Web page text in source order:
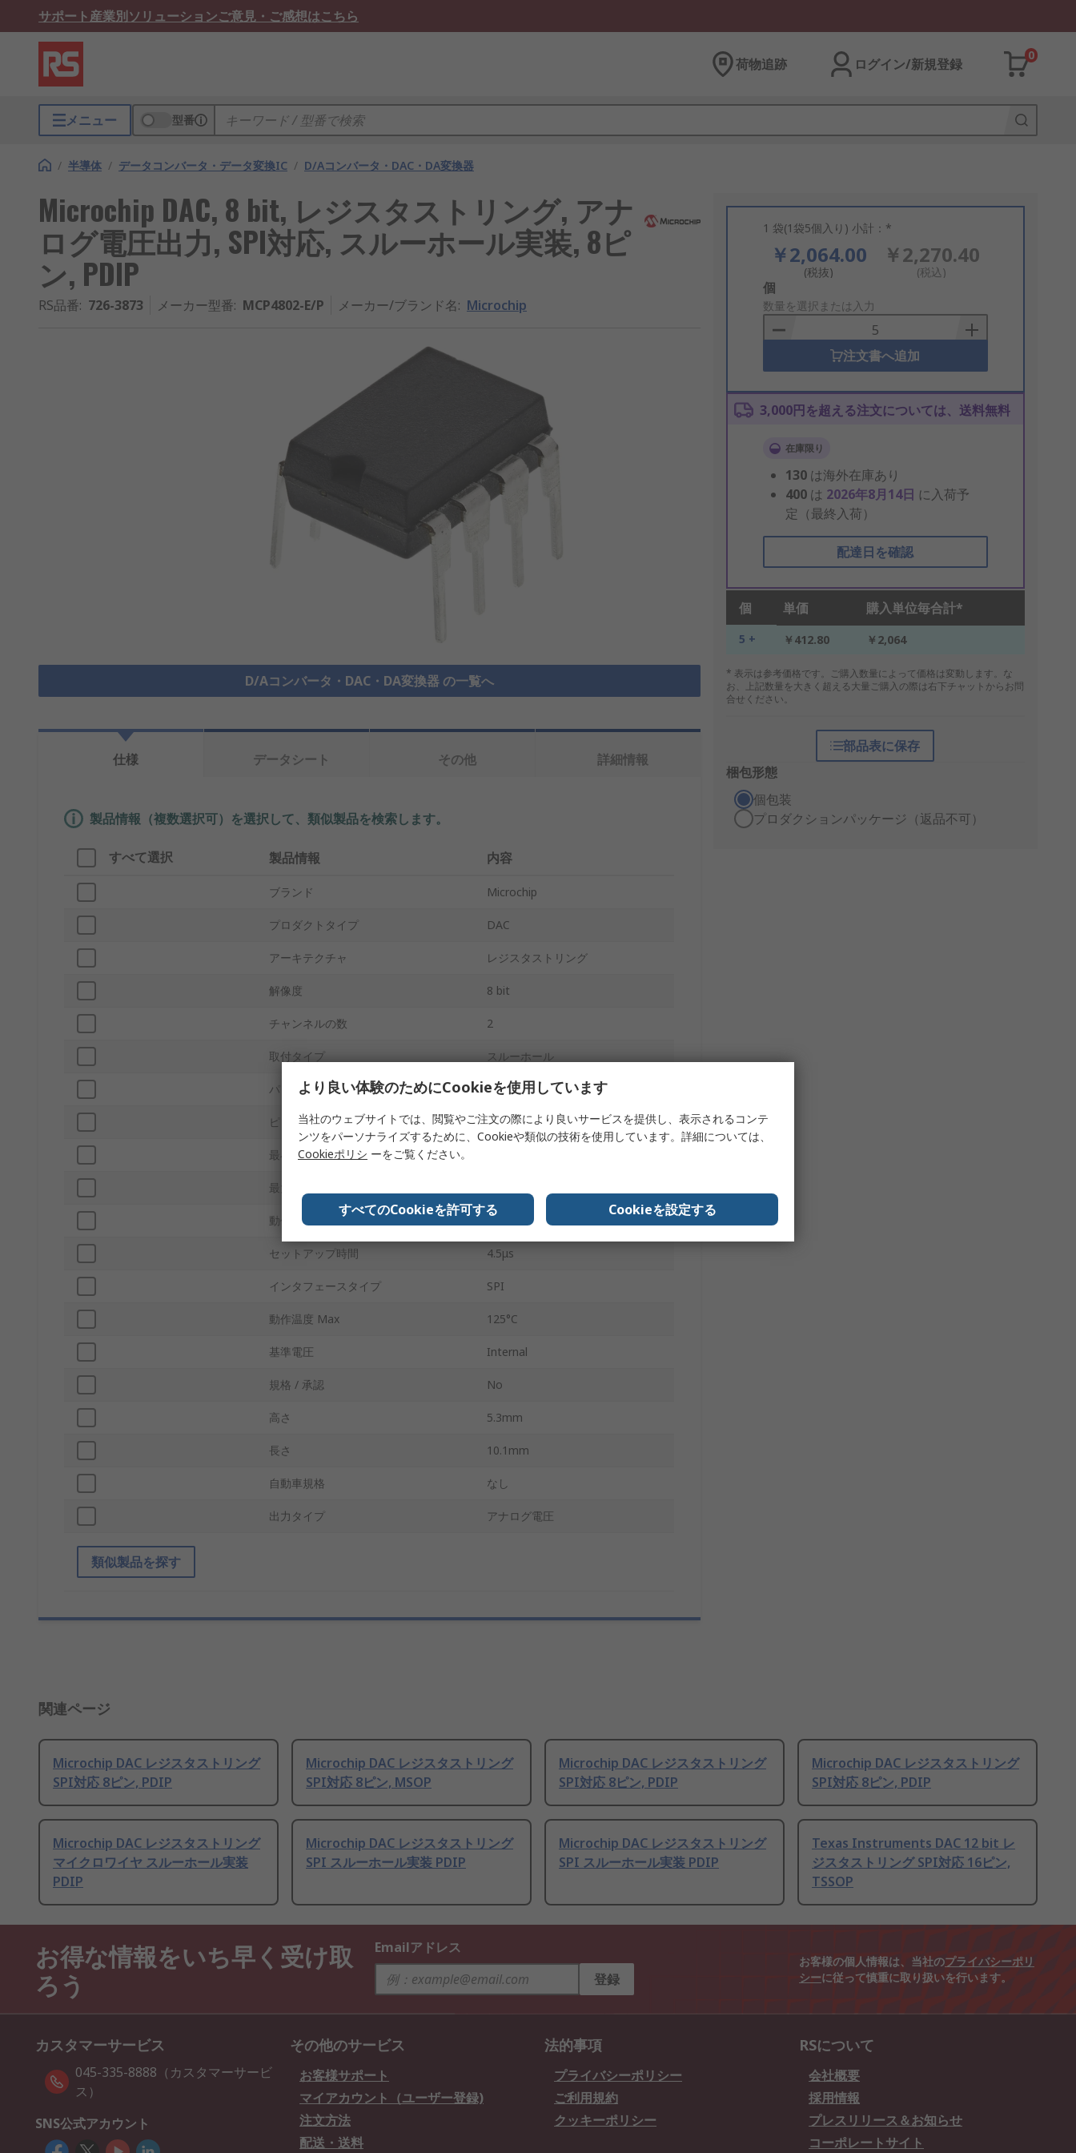
サポート産業別ソリューションご意見・ご感想はこちら
荷物追跡 ログイン/新規登録
0
メニュー 型番
/ 半導体 / データコンバータ・データ変換IC / D/Aコンバータ・DAC・DA変換器
Microchip DAC, 8 bit, レジスタストリング, アナ
ログ電圧出力, SPI対応, スルーホール実装, 8ピ
ン, PDIP
RS品番: 726-3873 メーカー型番: MCP4802-E/P メーカー/ブランド名: Microchip
D/Aコンバータ・DAC・DA変換器 の一覧へ
1 袋(1袋5個入り) 小計：*
￥2,064.00
(税抜)
￥2,270.40
(税込)
Add
to
Basket
個
数量を選択または入力
注文書へ追加
3,000円を超える注文については、送料無料
在庫限り
130 は海外在庫あり
400 は 2026年8月14日 に入荷予
定（最終入荷）
配達日を確認
個 単価 購入単位毎合計*
5 + ￥412.80 ￥2,064
* 表示は参考価格です。ご購入数量によって価格は変動します。な
お、上記数量を大きく超える大量ご購入の際は右下チャットからお問
合せください。
部品表に保存
梱包形態
個包装
プロダクションパッケージ（返品不可）
仕様 データシート その他 詳細情報
製品情報（複数選択可）を選択して、類似製品を検索します。
すべて選択 製品情報 内容
ブランド Microchip
プロダクトタイプ DAC
アーキテクチャ レジスタストリング
解像度 8 bit
チャンネルの数 2
取付タイプ スルーホール
パッケージ型式 PDIP
ピン数 8
最小電源電圧
最大電源電圧
動作温度 Min -40°C
セットアップ時間 4.5μs
インタフェースタイプ SPI
動作温度 Max 125°C
基準電圧 Internal
規格 / 承認 No
高さ 5.3mm
長さ 10.1mm
自動車規格 なし
出力タイプ アナログ電圧
類似製品を探す
関連ページ
Microchip DAC レジスタストリング
SPI対応 8ピン, PDIP
Microchip DAC レジスタストリング
SPI対応 8ピン, MSOP
Microchip DAC レジスタストリング
SPI対応 8ピン, PDIP
Microchip DAC レジスタストリング
SPI対応 8ピン, PDIP
Microchip DAC レジスタストリング
マイクロワイヤ スルーホール実装
PDIP
Microchip DAC レジスタストリング
SPI スルーホール実装 PDIP
Microchip DAC レジスタストリング
SPI スルーホール実装 PDIP
Texas Instruments DAC 12 bit レ
ジスタストリング SPI対応 16ピン,
TSSOP
お得な情報をいち早く受け取
ろう
Emailアドレス
登録
お客様の個人情報は、当社のプライバシーポリ
シーに従って慎重に取り扱いを行います。
カスタマーサービス
045-335-8888（カスタマーサービ
ス）
SNS公式アカウント
その他のサービス
お客様サポート
マイアカウント（ユーザー登録)
注文方法
配送・送料
法的事項
プライバシーポリシー
ご利用規約
クッキーポリシー
RSについて
会社概要
採用情報
プレスリリース＆お知らせ
コーポレートサイト
より良い体験のためにCookieを使用しています
当社のウェブサイトでは、閲覧やご注文の際により良いサービスを提供し、表示されるコンテ
ンツをパーソナライズするために、Cookieや類似の技術を使用しています。詳細については、
Cookieポリシ ーをご覧ください。
すべてのCookieを許可する Cookieを設定する